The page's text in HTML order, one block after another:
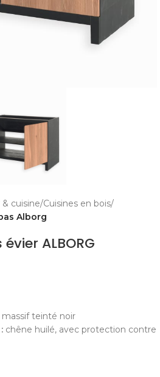
& cuisine Cuisines en bois
Alborg
ALBORG
massif teinté noir
chêne huilé, avec protection contre